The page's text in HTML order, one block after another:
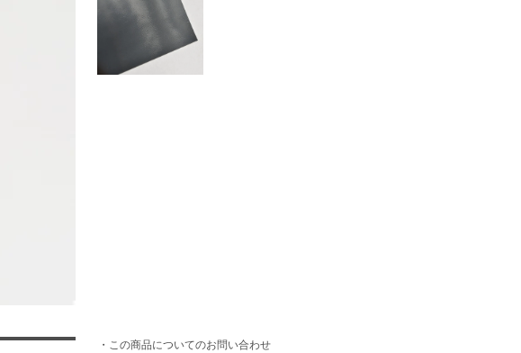
・ この商品についてのお問い合わせ